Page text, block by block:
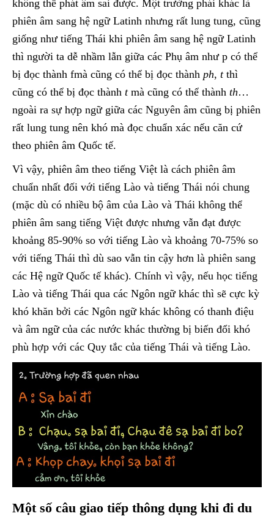
không thể phát âm sai được. Một trường phái khác là
phiên âm sang hệ ngữ Latinh nhưng rất lung tung, cũng
giống như tiếng Thái khi phiên âm sang hệ ngữ Latinh
thì người ta dễ nhầm lẫn giữa các Phụ âm như p có thể
bị đọc thành fmà cũng có thể bị đọc thành ph, tthì
cũng có thể bị đọc thành tmà cũng có thể thành th…
ngoài ra sự hợp ngữ giữa các Nguyên âm cũng bị phiên
rất lung tung nên khó mà đọc chuẩn xác nếu căn cứ
theo phiên âm Quốc tế.
Vì vậy, phiên âm theo tiếng Việt là cách phiên âm
chuẩn nhất đối với tiếng Lào và tiếng Thái nói chung
(mặc dù có nhiều bộ âm của Lào và Thái không thể
phiên âm sang tiếng Việt được nhưng vẫn đạt được
khoảng 85-90% so với tiếng Lào và khoảng 70-75% so
với tiếng Thái thì dù sao vẫn tin cậy hơn là phiên sang
các Hệ ngữ Quốc tế khác). Chính vì vậy, nếu học tiếng
Lào và tiếng Thái qua các Ngôn ngữ khác thì sẽ cực kỳ
khó khăn bởi các Ngôn ngữ khác không có thanh điệu
và âm ngữ của các nước khác thường bị biến đổi khó
phù hợp với các Quy tắc của tiếng Thái và tiếng Lào.
Một số câu giao tiếp thông dụng khi đi du